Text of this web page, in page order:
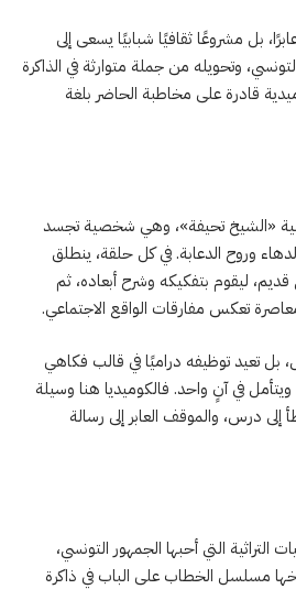
بل مشروعًا ثقافيًا شبابيًا يسعى إلى
وتحويله من جملة متوارثة في الذاكرة
قادرة على مخاطبة الحاضر بلغة
«الشيخ تحيفة»، وهي شخصية تجسد
وروح الدعابة. في كل حلقة، ينطلق
ليقوم بتفكيكه وشرح أبعاده، ثم
تعكس مفارقات الواقع الاجتماعي.
بل تعيد توظيفه دراميًا في قالب فكاهي
في آنٍ واحد. فالكوميديا هنا وسيلة
إلى درس، والموقف العابر إلى رسالة
التي أحبها الجمهور التونسي،
مسلسل الخطاب على الباب في ذاكرة